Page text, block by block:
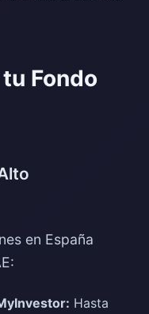
Fondo
en España
Hasta